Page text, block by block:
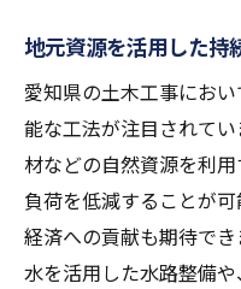
地元資源を活用した持
愛知県の土木工事にお
能な工法が注目されて
材などの自然資源を利
負荷を低減することが
経済への貢献も期待で
水を活用した水路整備